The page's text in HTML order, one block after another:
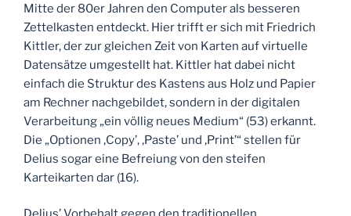
Mitte der 80er Jahren den Computer als besseren
Zettelkasten entdeckt. Hier trifft er sich mit Friedrich
Kittler, der zur gleichen Zeit von Karten auf virtuelle
Datensätze umgestellt hat. Kittler hat dabei nicht
einfach die Struktur des Kastens aus Holz und Papier
am Rechner nachgebildet, sondern in der digitalen
Verarbeitung „ein völlig neues Medium“ (53) erkannt.
Die „Optionen ‚Copy’, ‚Paste’ und ‚Print’“ stellen für
Delius sogar eine Befreiung von den steifen
Karteikarten dar (16).